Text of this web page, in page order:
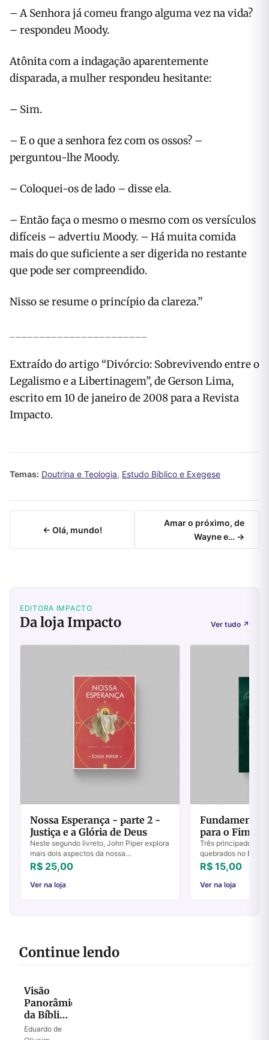
– A Senhora já comeu frango alguma vez na vida?
– respondeu Moody.
Atônita com a indagação aparentemente
disparada, a mulher respondeu hesitante:
– Sim.
– E o que a senhora fez com os ossos? –
perguntou-lhe Moody.
– Coloquei-os de lado – disse ela.
– Então faça o mesmo o mesmo com os versículos
difíceis – advertiu Moody. – Há muita comida
mais do que suficiente a ser digerida no restante
que pode ser compreendido.
Nisso se resume o princípio da clareza.”
Extraído do artigo “Divórcio: Sobrevivendo entre o
Legalismo e a Libertinagem”, de Gerson Lima,
escrito em 10 de janeiro de 2008 para a Revista
Impacto.
Temas: Doutrina e Teologia, Estudo Bíblico e Exegese
← Olá, mundo!
Amar o próximo, de
Wayne e… →
EDITORA IMPACTO
Da loja Impacto Ver tudo ↗
Nossa Esperança - parte 2 -
Justiça e a Glória de Deus
Neste segundo livreto, John Piper explora
mais dois aspectos da nossa
esperança: a justiça e a glória de Deus.
Veja alguns assuntos abordados nestes
artigos:...
R$ 25,00
Ver na loja
Fundamentos
para o Fim
4
Três principados
quebrados no
Religiosas - a
eficaz de vencer
LENDO A BÍ...
R$ 15,00
Ver na loja
Continue lendo
Visão
Panorâmica
da Bíblia
2019
Eduardo de